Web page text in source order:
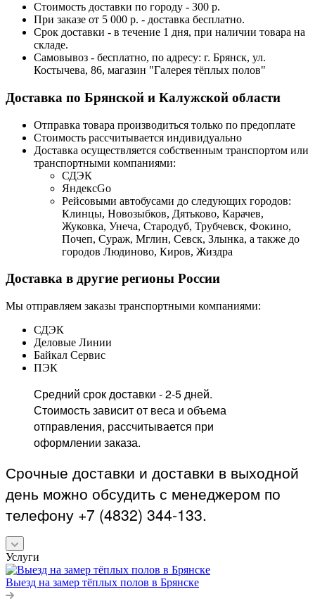
Стоимость доставки по городу - 300 р.
При заказе от 5 000 р. - доставка бесплатно.
Срок доставки - в течение 1 дня, при наличии товара на
складе.
Самовывоз - бесплатно, по адресу: г. Брянск, ул.
Костычева, 86, магазин "Галерея тёплых полов"
Доставка по Брянской и Калужской области
Отправка товара производиться только по предоплате
Стоимость рассчитывается индивидуально
Доставка осуществляется собственным транспортом или
транспортными компаниями:
СДЭК
ЯндексGo
Рейсовыми автобусами до следующих городов:
Клинцы, Новозыбков, Дятьково, Карачев,
Жуковка, Унеча, Стародуб, Трубчевск, Фокино,
Почеп, Сураж, Мглин, Севск, Злынка, а также до
городов Людиново, Киров, Жиздра
Доставка в другие регионы России
Мы отправляем заказы транспортными компаниями:
СДЭК
Деловые Линии
Байкал Сервис
ПЭК
Средний срок доставки - 2-5 дней.
Стоимость зависит от веса и объема
отправления, рассчитывается при
оформлении заказа.
Срочные доставки и доставки в выходной
день можно обсудить с менеджером по
телефону +7 (4832) 344-133.
Услуги
Выезд на замер тёплых полов в Брянске